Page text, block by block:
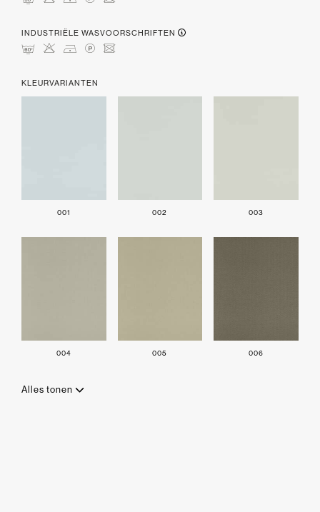
INDUSTRIËLE WASVOORSCHRIFTEN
pHDLU
KLEURVARIANTEN
001 002 003
004 005 006
Alles tonen